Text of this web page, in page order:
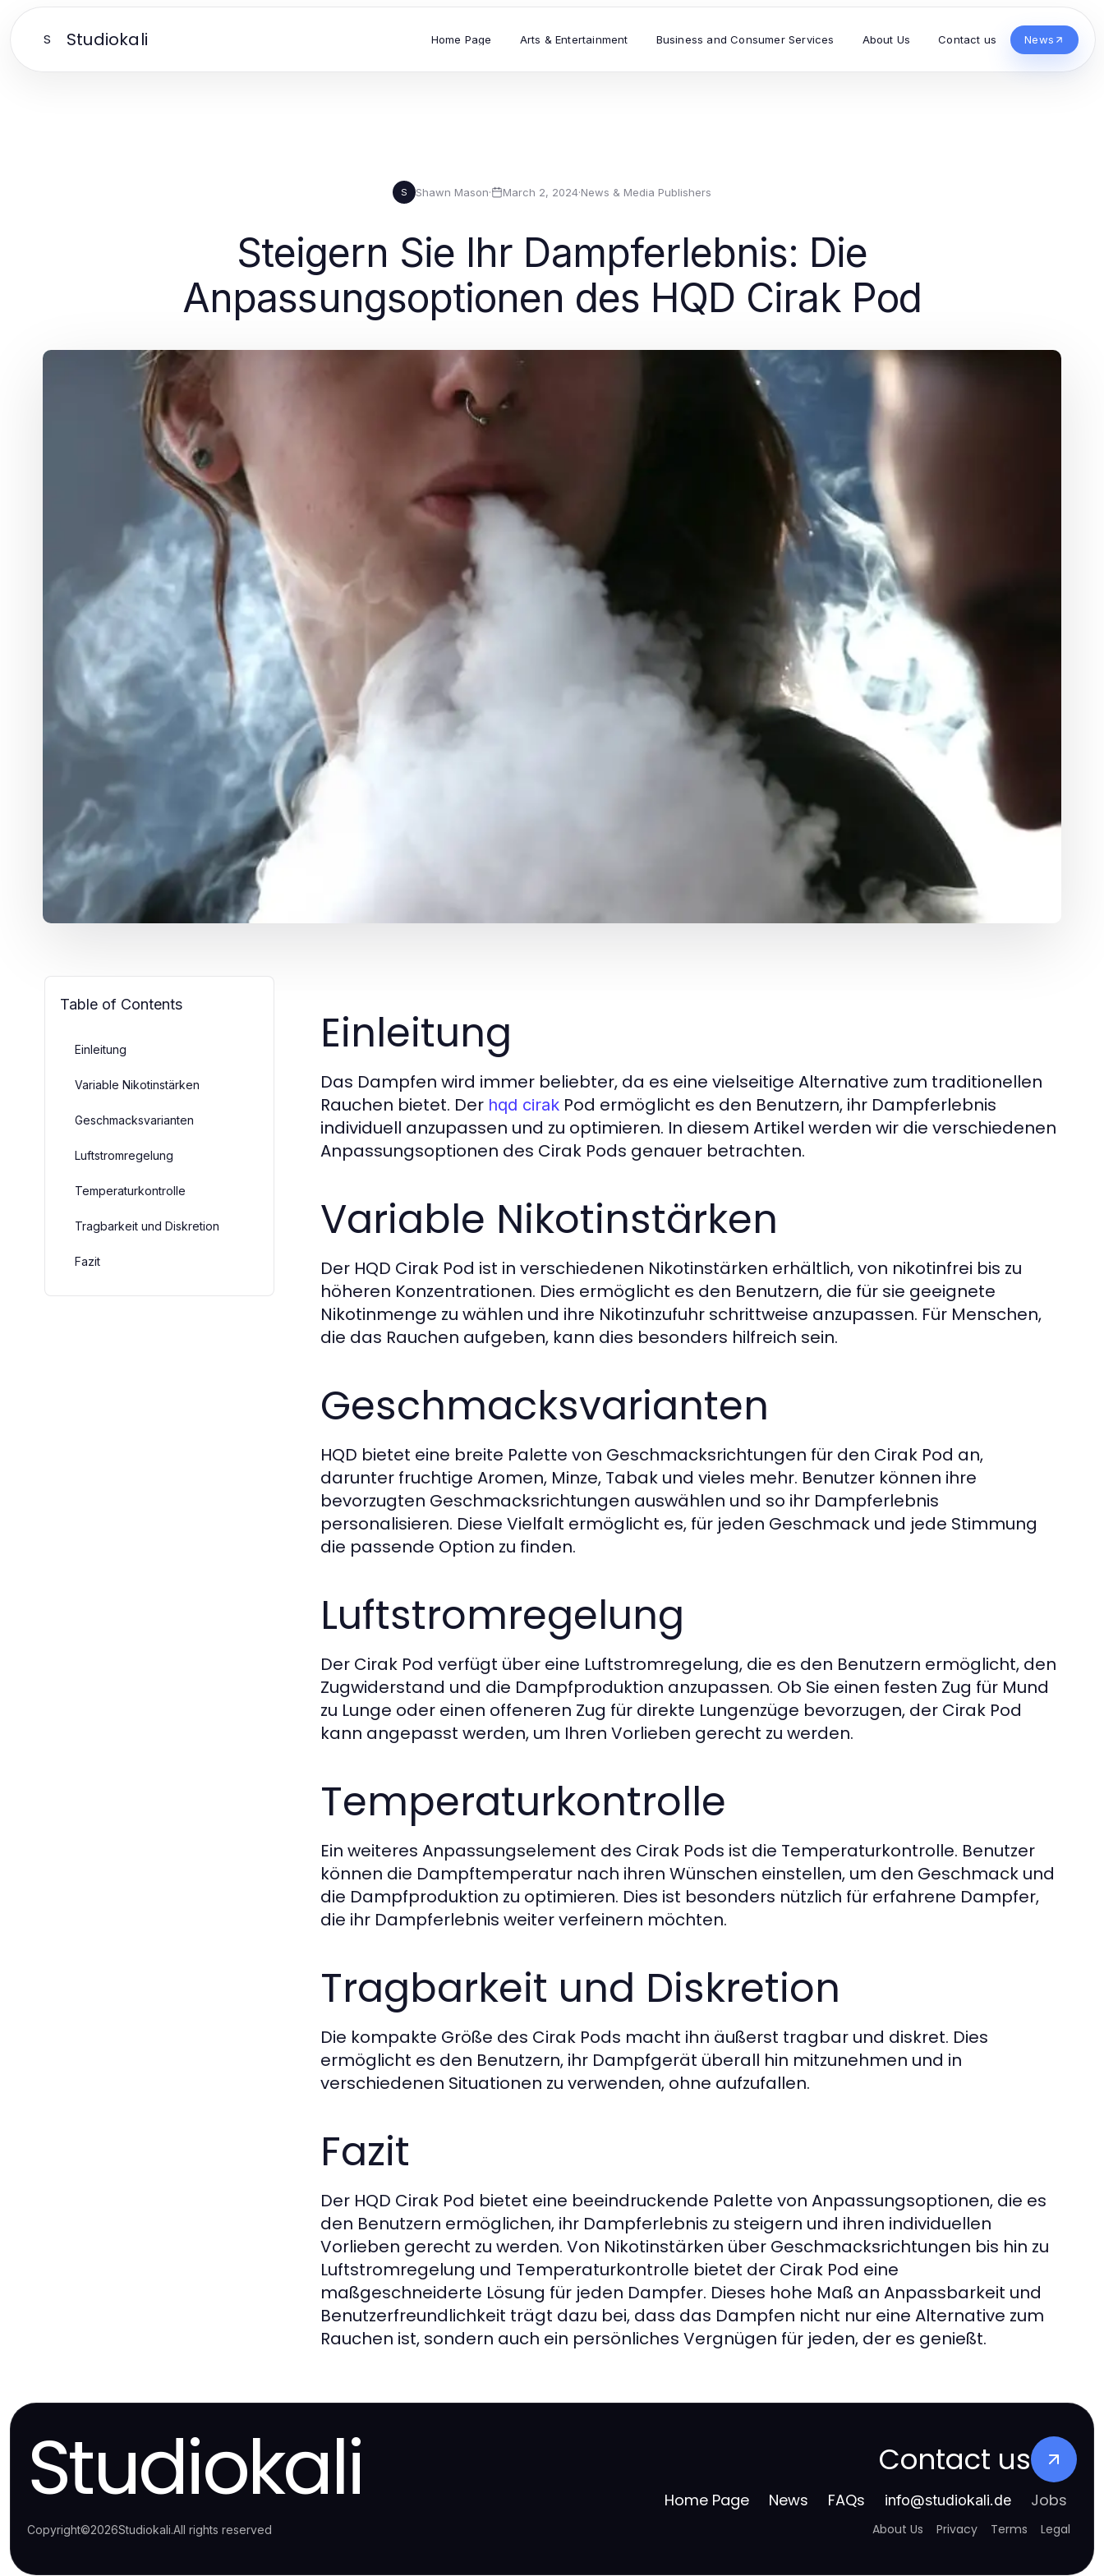
S Studiokali Home Page Arts & Entertainment Business and Consumer Services About Us Contact us News
S Shawn Mason· March 2, 2024·News & Media Publishers
Steigern Sie Ihr Dampferlebnis: Die
Anpassungsoptionen des HQD Cirak Pod
Table of Contents
Einleitung
Variable Nikotinstärken
Geschmacksvarianten
Luftstromregelung
Temperaturkontrolle
Tragbarkeit und Diskretion
Fazit
Einleitung
Das Dampfen wird immer beliebter, da es eine vielseitige Alternative zum traditionellen
Rauchen bietet. Der hqd cirak Pod ermöglicht es den Benutzern, ihr Dampferlebnis
individuell anzupassen und zu optimieren. In diesem Artikel werden wir die verschiedenen
Anpassungsoptionen des Cirak Pods genauer betrachten.
Variable Nikotinstärken
Der HQD Cirak Pod ist in verschiedenen Nikotinstärken erhältlich, von nikotinfrei bis zu
höheren Konzentrationen. Dies ermöglicht es den Benutzern, die für sie geeignete
Nikotinmenge zu wählen und ihre Nikotinzufuhr schrittweise anzupassen. Für Menschen,
die das Rauchen aufgeben, kann dies besonders hilfreich sein.
Geschmacksvarianten
HQD bietet eine breite Palette von Geschmacksrichtungen für den Cirak Pod an,
darunter fruchtige Aromen, Minze, Tabak und vieles mehr. Benutzer können ihre
bevorzugten Geschmacksrichtungen auswählen und so ihr Dampferlebnis
personalisieren. Diese Vielfalt ermöglicht es, für jeden Geschmack und jede Stimmung
die passende Option zu finden.
Luftstromregelung
Der Cirak Pod verfügt über eine Luftstromregelung, die es den Benutzern ermöglicht, den
Zugwiderstand und die Dampfproduktion anzupassen. Ob Sie einen festen Zug für Mund
zu Lunge oder einen offeneren Zug für direkte Lungenzüge bevorzugen, der Cirak Pod
kann angepasst werden, um Ihren Vorlieben gerecht zu werden.
Temperaturkontrolle
Ein weiteres Anpassungselement des Cirak Pods ist die Temperaturkontrolle. Benutzer
können die Dampftemperatur nach ihren Wünschen einstellen, um den Geschmack und
die Dampfproduktion zu optimieren. Dies ist besonders nützlich für erfahrene Dampfer,
die ihr Dampferlebnis weiter verfeinern möchten.
Tragbarkeit und Diskretion
Die kompakte Größe des Cirak Pods macht ihn äußerst tragbar und diskret. Dies
ermöglicht es den Benutzern, ihr Dampfgerät überall hin mitzunehmen und in
verschiedenen Situationen zu verwenden, ohne aufzufallen.
Fazit
Der HQD Cirak Pod bietet eine beeindruckende Palette von Anpassungsoptionen, die es
den Benutzern ermöglichen, ihr Dampferlebnis zu steigern und ihren individuellen
Vorlieben gerecht zu werden. Von Nikotinstärken über Geschmacksrichtungen bis hin zu
Luftstromregelung und Temperaturkontrolle bietet der Cirak Pod eine
maßgeschneiderte Lösung für jeden Dampfer. Dieses hohe Maß an Anpassbarkeit und
Benutzerfreundlichkeit trägt dazu bei, dass das Dampfen nicht nur eine Alternative zum
Rauchen ist, sondern auch ein persönliches Vergnügen für jeden, der es genießt.
Studiokali Contact us
Home Page News FAQs info@studiokali.de Jobs
Copyright©2026Studiokali.All rights reserved About Us Privacy Terms Legal